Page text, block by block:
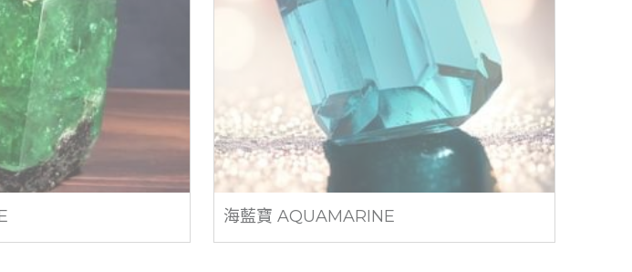
海藍寶 AQUAMARINE